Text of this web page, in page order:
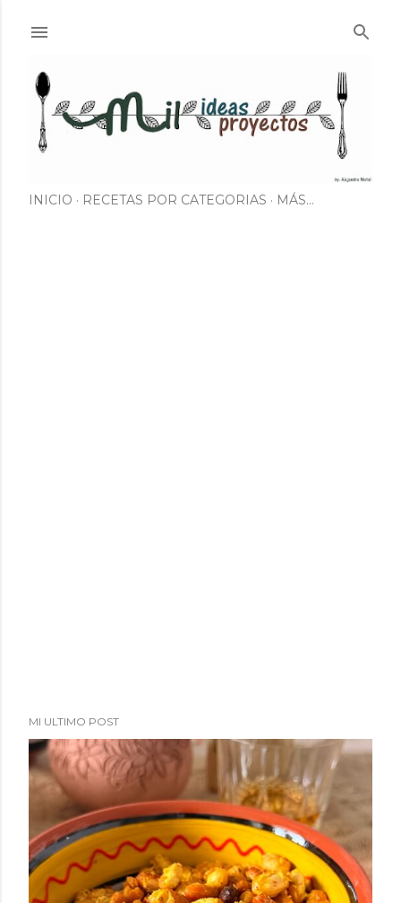
INICIO RECETAS POR CATEGORIAS MÁS…
MI ULTIMO POST